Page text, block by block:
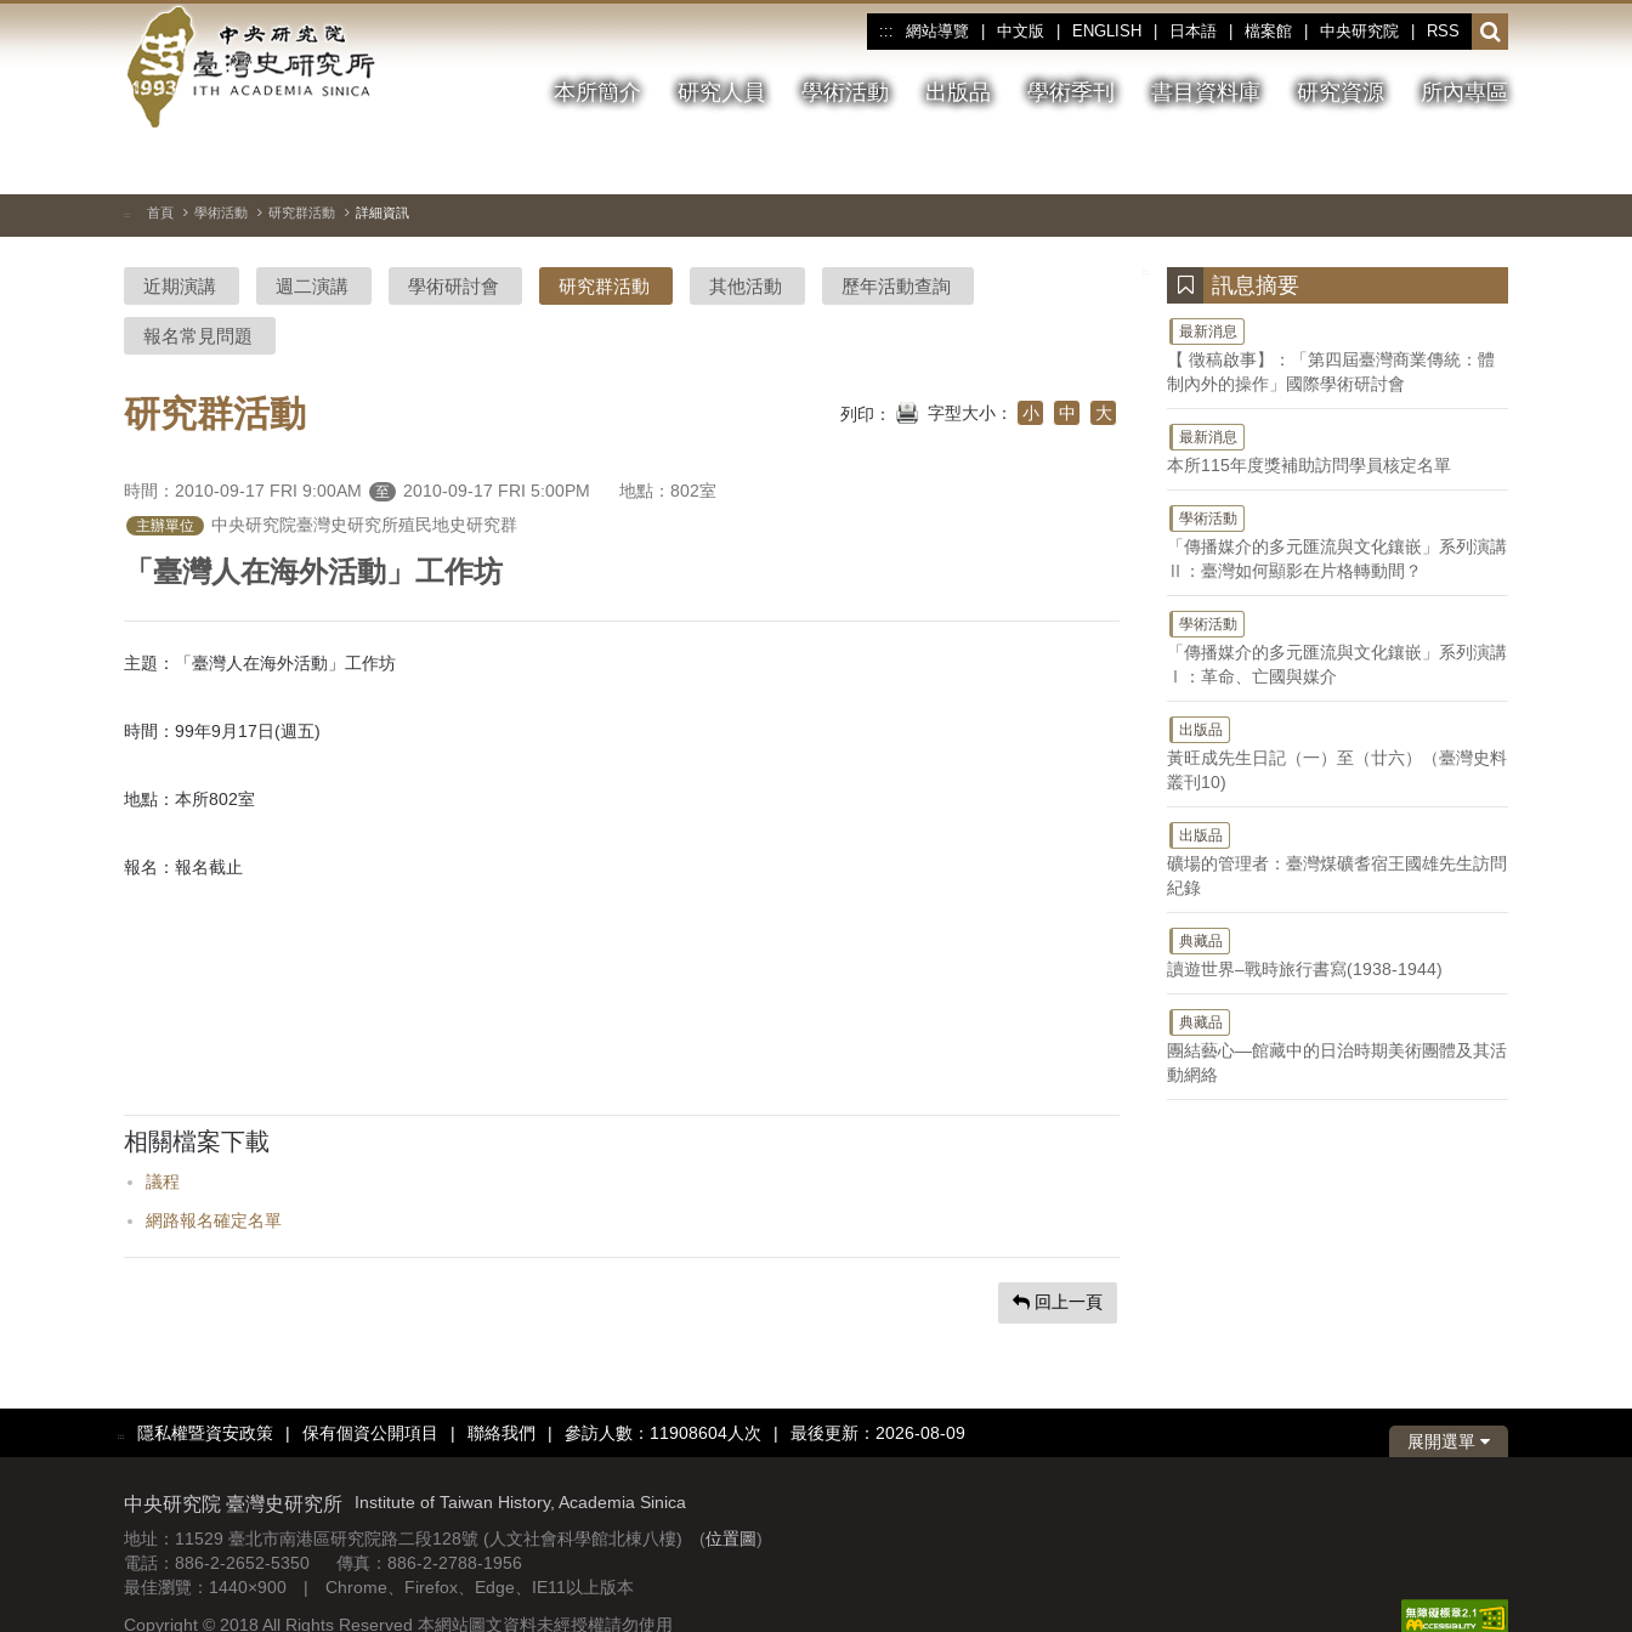
到
中
央
研
院-
臺
灣
史
研
所-
首
頁
::: 網站導覽 中文版 ENGLISH 日本語 檔案館 中央研究院 RSS
開
啟
或
收
本所簡介 研究人員 學術活動 出版品 學術季刊 書目資料庫 研究資源 所內專區
停、
圖
圖
結
::: 首頁 學術活動 研究群活動 詳細資訊
近期演講 週二演講 學術研討會 研究群活動 其他活動 歷年活動查詢
報名常見問題
研究群活動 列印： 字型大小： 小 中 大
時間：2010-09-17 FRI 9:00AM 至 2010-09-17 FRI 5:00PM 地點：802室
主辦單位 中央研究院臺灣史研究所殖民地史研究群
「臺灣人在海外活動」工作坊
主題：「臺灣人在海外活動」工作坊
時間：99年9月17日(週五)
地點：本所802室
報名：報名截止
相關檔案下載
議程
網路報名確定名單
回上一頁
訊息摘要
最新消息
【 徵稿啟事】：「第四屆臺灣商業傳統：體
制內外的操作」國際學術研討會
最新消息
本所115年度獎補助訪問學員核定名單
學術活動
「傳播媒介的多元匯流與文化鑲嵌」系列演講
Ⅱ：臺灣如何顯影在片格轉動間？
學術活動
「傳播媒介的多元匯流與文化鑲嵌」系列演講
Ⅰ：革命、亡國與媒介
出版品
黃旺成先生日記（一）至（廿六）（臺灣史料
叢刊10)
出版品
礦場的管理者：臺灣煤礦耆宿王國雄先生訪問
紀錄
典藏品
讀遊世界–戰時旅行書寫(1938-1944)
典藏品
團結藝心—館藏中的日治時期美術團體及其活
動網絡
::: 隱私權暨資安政策 | 保有個資公開項目 | 聯絡我們 | 參訪人數：11908604人次 | 最後更新：2026-08-09 展開選單
中央研究院 臺灣史研究所
Institute of Taiwan History, Academia Sinica
地址：11529 臺北市南港區研究院路二段128號 (人文社會科學館北棟八樓) (位置圖)
電話：886-2-2652-5350 傳真：886-2-2788-1956
最佳瀏覽：1440×900 | Chrome、Firefox、Edge、IE11以上版本
Copyright © 2018 All Rights Reserved 本網站圖文資料未經授權請勿使用